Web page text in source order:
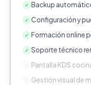
✓ Backup
✓ Configuración y
✓ Formación online
✓ Soporte técnico
Pantalla KDS
Gestión visual de